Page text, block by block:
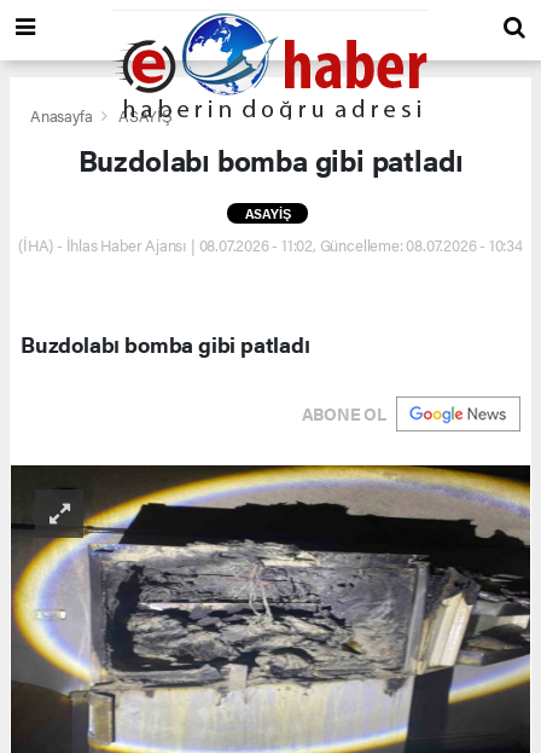
Anasayfa ASAYİŞ
Buzdolabı bomba gibi patladı
ASAYİŞ
(İHA) - İhlas Haber Ajansı | 08.07.2026 - 11:02, Güncelleme: 08.07.2026 - 10:34
Buzdolabı bomba gibi patladı
ABONE OL